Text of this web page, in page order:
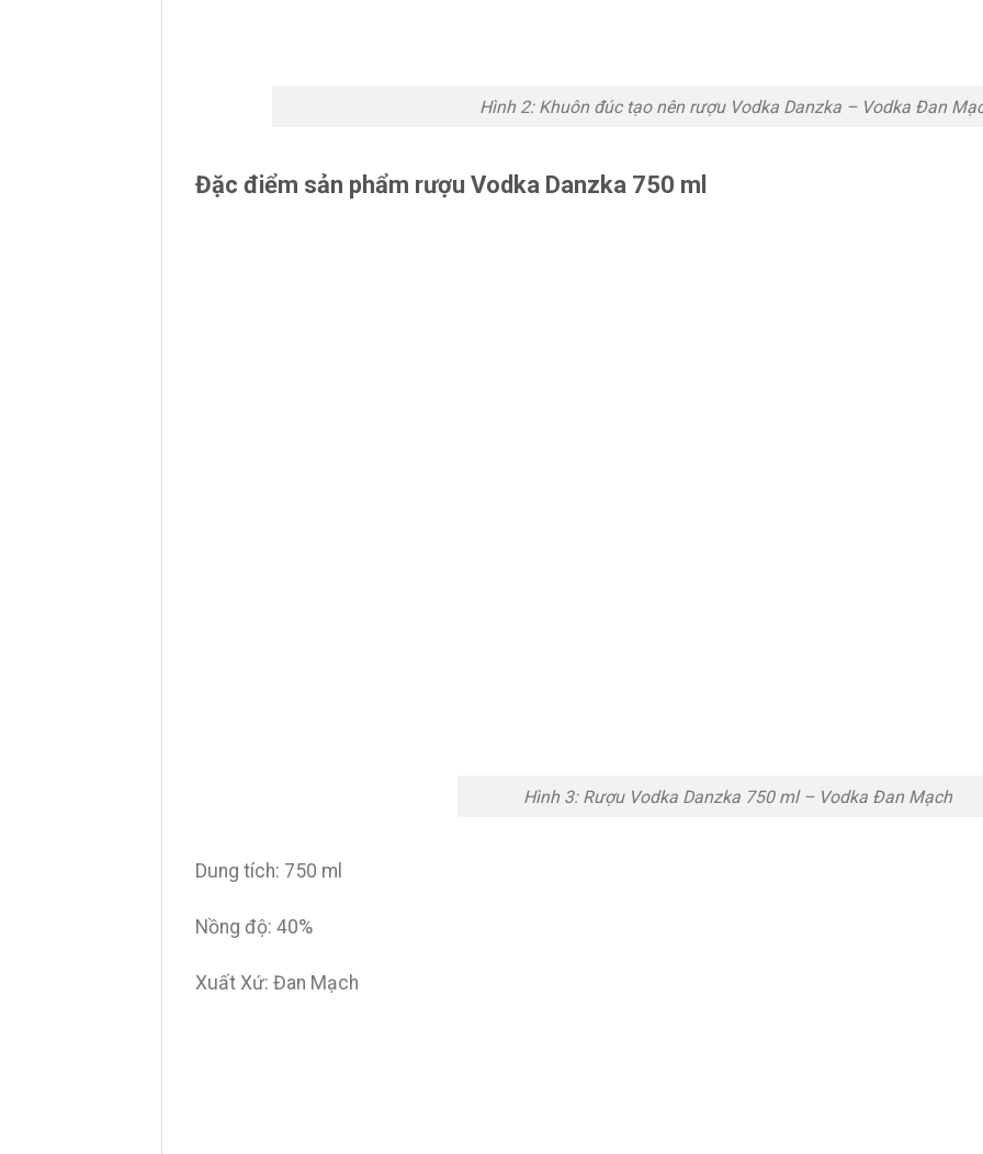
Hình 2: Khuôn đúc tạo nên rượu Vodka Danzka – Vodka Đan
Đặc điểm sản phẩm rượu Vodka Danzka 750 ml
Hình 3: Rượu Vodka Danzka 750 ml – Vodka Đan Mạch
Dung tích: 750 ml
Nồng độ: 40%
Xuất Xứ: Đan Mạch